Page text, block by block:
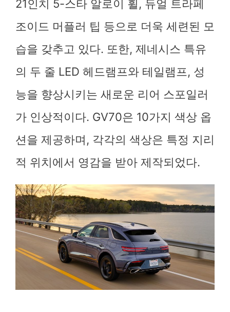
21인치 5-스타 알로이 휠, 듀얼 트라페
조이드 머플러 팁 등으로 더욱 세련된 모
습을 갖추고 있다. 또한, 제네시스 특유
의 두 줄 LED 헤드램프와 테일램프, 성
능을 향상시키는 새로운 리어 스포일러
가 인상적이다. GV70은 10가지 색상 옵
션을 제공하며, 각각의 색상은 특정 지리
적 위치에서 영감을 받아 제작되었다.